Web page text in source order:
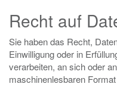
Recht auf
Sie haben das Recht,
Einwilligung oder in
verarbeiten, an sich oder
maschinenlesbaren